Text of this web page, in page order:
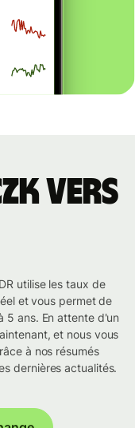
vers
utilise les taux de
et vous permet de
5 ans. En attente d'un
et nous vous
à nos résumés
dernières actualités.